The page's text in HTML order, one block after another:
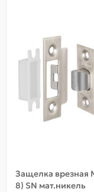
Защелка врезная
8) SN мат.никель